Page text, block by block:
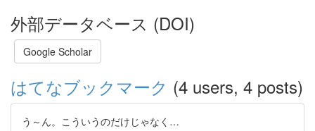
外部データベース (DOI)
Google Scholar
はてなブックマーク (4 users, 4 posts)
う～ん。こういうのだけじゃなく…